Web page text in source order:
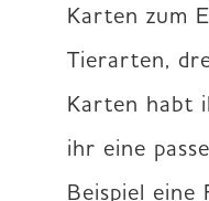
Karten zum
Tierarten,
Karten habt
ihr eine
Beispiel eine